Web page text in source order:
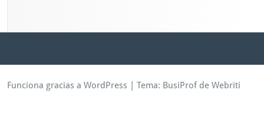
Funciona gracias a WordPress | Tema: BusiProf de Webriti